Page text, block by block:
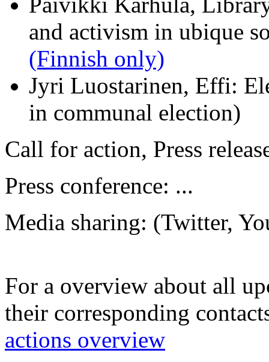
and activism in ubique
(Finnish only)
Jyri Luostarinen, Effi:
in communal election)
Call for action, Press
Press conference: ...
Media sharing: (Twitter,
For a overview about all
their corresponding
actions overview